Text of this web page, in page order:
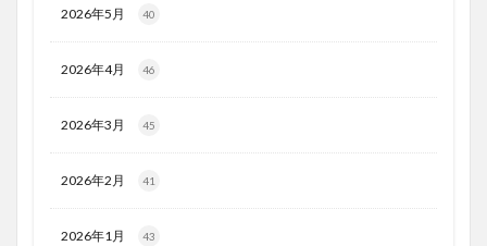
2026年5月 40
2026年4月 46
2026年3月 45
2026年2月 41
2026年1月 43